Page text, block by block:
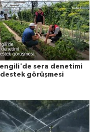
sera denetimi
görüşmesi